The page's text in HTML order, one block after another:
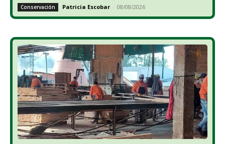
Conservación Patricia Escobar - 08/08/2026